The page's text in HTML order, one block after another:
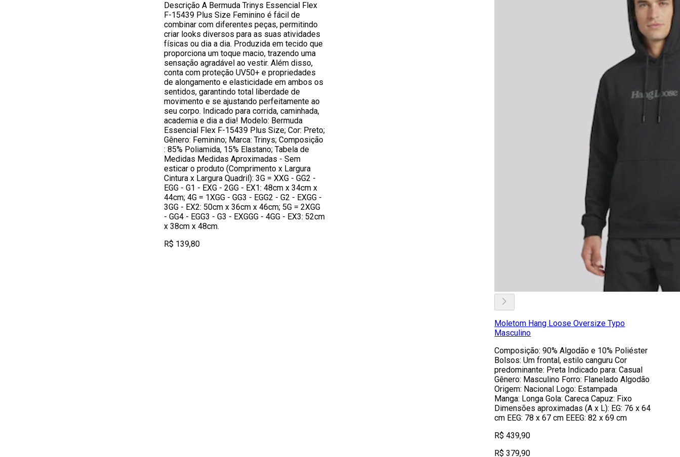
Descrição A Bermuda Trinys Essencial Flex
F-15439 Plus Size Feminino é fácil de
combinar com diferentes peças, permitindo
criar looks diversos para as suas atividades
físicas ou dia a dia. Produzida em tecido que
proporciona um toque macio, trazendo uma
sensação agradável ao vestir. Além disso,
conta com proteção UV50+ e propriedades
de alongamento e elasticidade em ambos os
sentidos, garantindo total liberdade de
movimento e se ajustando perfeitamente ao
seu corpo. Indicado para corrida, caminhada,
academia e dia a dia! Modelo: Bermuda
Essencial Flex F-15439 Plus Size; Cor: Preto;
Gênero: Feminino; Marca: Trinys; Composição
: 85% Poliamida, 15% Elastano; Tabela de
Medidas Medidas Aproximadas - Sem
esticar o produto (Comprimento x Largura
Cintura x Largura Quadril): 3G = XXG - GG2 -
EGG - G1 - EXG - 2GG - EX1: 48cm x 34cm x
44cm; 4G = 1XGG - GG3 - EGG2 - G2 - EXGG -
3GG - EX2: 50cm x 36cm x 46cm; 5G = 2XGG
- GG4 - EGG3 - G3 - EXGGG - 4GG - EX3: 52cm
x 38cm x 48cm.
R$ 139,80
Moletom Hang Loose Oversize Typo
Masculino
Composição: 90% Algodão e 10% Poliéster
Bolsos: Um frontal, estilo canguru Cor
predominante: Preta Indicado para: Casual
Gênero: Masculino Forro: Flanelado Algodão
Origem: Nacional Logo: Estampada
Manga: Longa Gola: Careca Capuz: Fixo
Dimensões aproximadas (A x L): EG: 76 x 64
cm EEG: 78 x 67 cm EEEG: 82 x 69 cm
R$ 439,90
R$ 379,90